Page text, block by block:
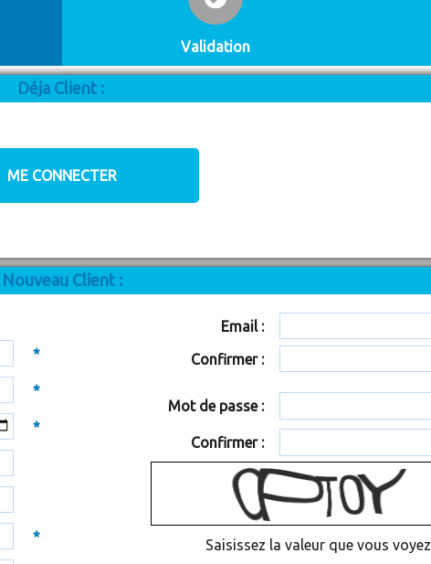
Validation
Déja Client :
Nouveau Client :
*
*
*
*
Email :
Confirmer :
Mot de passe :
Confirmer :
Saisissez la valeur que vous voyez